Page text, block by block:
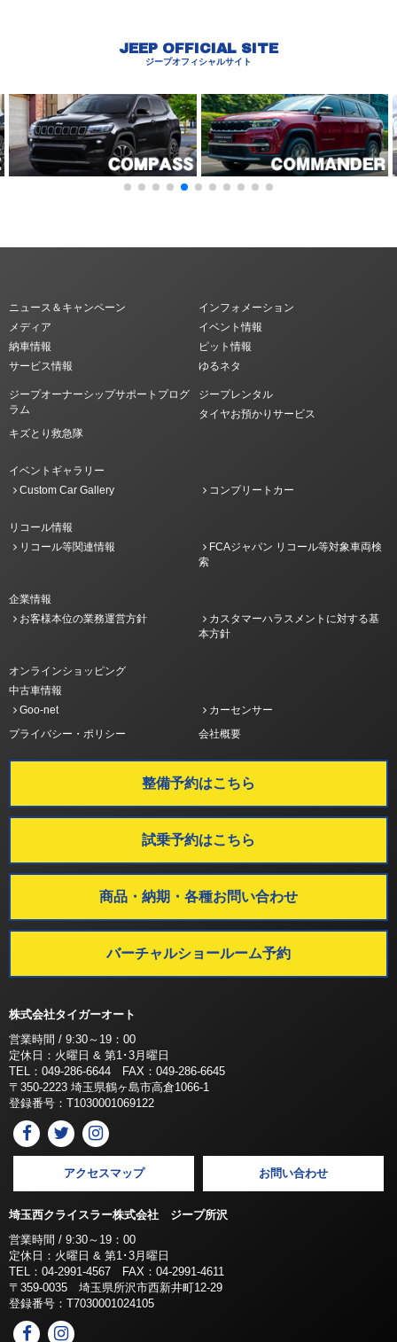
JEEP OFFICIAL SITE
ジープオフィシャルサイト
ニュース＆キャンペーン
インフォメーション
メディア
イベント情報
納車情報
ピット情報
サービス情報
ゆるネタ
ジープオーナーシップサポートプログ
ラム
ジープレンタル
タイヤお預かりサービス
キズとり救急隊
イベントギャラリー
Custom Car Gallery
コンプリートカー
リコール情報
リコール等関連情報
FCAジャパン リコール等対象車両検
索
企業情報
お客様本位の業務運営方針
カスタマーハラスメントに対する基
本方針
オンラインショッピング
中古車情報
Goo-net
カーセンサー
プライバシー・ポリシー
会社概要
整備予約はこちら
試乗予約はこちら
商品・納期・各種お問い合わせ
バーチャルショールーム予約
株式会社タイガーオート
営業時間 / 9:30～19：00
定休日：火曜日 & 第1･3月曜日
TEL：049-286-6644 FAX：049-286-6645
〒350-2223 埼玉県鶴ヶ島市高倉1066-1
登録番号：T1030001069122
アクセスマップ お問い合わせ
埼玉西クライスラー株式会社 ジープ所沢
営業時間 / 9:30～19：00
定休日：火曜日 & 第1･3月曜日
TEL：04-2991-4567 FAX：04-2991-4611
〒359-0035 埼玉県所沢市西新井町12-29
登録番号：T7030001024105